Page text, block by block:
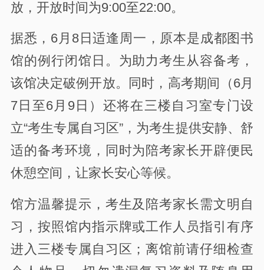
放，开放时间为9:00至22:00。
据悉，6月8日适逢周一，原本是成都图书
馆的例行闭馆日。为助力考生从容备考，
该馆决定破例开放。同时，高考期间（6月
7日至6月9日）还将在三楼自习室专门设
立“考生专属自习区”，为考生提供安静、舒
适的备考环境，同时为陪考家长开辟便民
休憩空间，让家长安心等候。
馆方温馨提示，考生及陪考家长需文明自
习，按照馆内指示牌或工作人员指引有序
进入三楼专属自习区；离馆前请仔细检查